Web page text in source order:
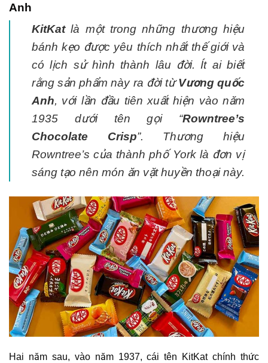
Anh
KitKatlà một trong những thương hiệu
bánh kẹo được yêu thích nhất thế giới và
có lịch sử hình thành lâu đời. Ít ai biết
rằng sản phẩm này ra đời từVương quốc
Anh, với lần đầu tiên xuất hiện vào năm
1935 dưới tên gọi “Rowntree’s
Chocolate Crisp”. Thương hiệu
Rowntree’s của thành phố York là đơn vị
sáng tạo nên món ăn vặt huyền thoại này.
Hai năm sau, vào năm 1937, cái tên KitKat chính thức